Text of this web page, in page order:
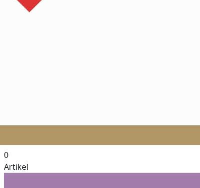
0
Artikel